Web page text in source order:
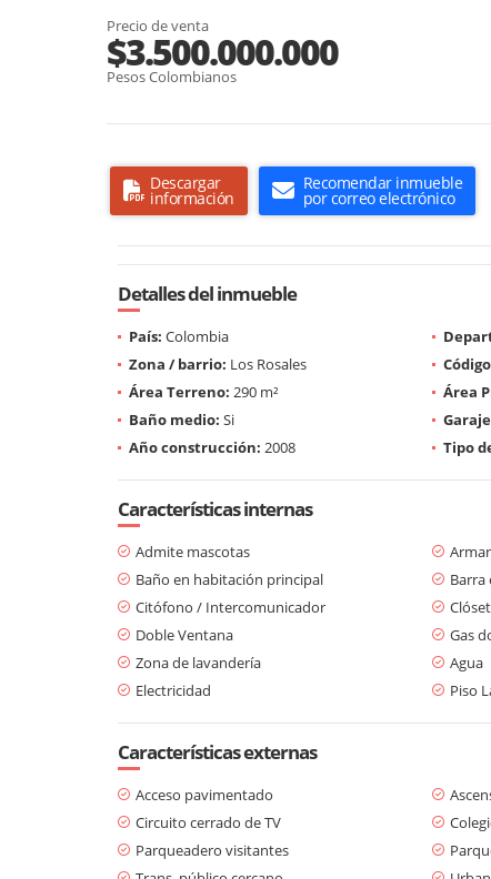
Precio de venta
$3.500.000.000
Pesos Colombianos
Descargar
información
Recomendar inmueble
por correo electrónico
Detalles del inmueble
País: Colombia
Zona / barrio: Los Rosales
Área Terreno: 290 m² Área
Baño medio: Si
Año construcción: 2008 Tipo
Características internas
Admite mascotas
Baño en habitación principal
Barra
Citófono / Intercomunicador
Doble Ventana
Gas
Zona de lavandería
Agua
Electricidad
Piso
Características externas
Acceso pavimentado
Circuito cerrado de TV
Parqueadero visitantes